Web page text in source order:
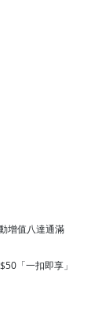
增值八達通滿
「一扣即享」